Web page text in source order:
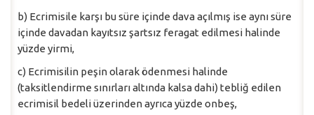
b) Ecrimisile karşı bu süre içinde dava açılmış ise aynı süre
içinde davadan kayıtsız şartsız feragat edilmesi halinde
yüzde yirmi,
c) Ecrimisilin peşin olarak ödenmesi halinde
(taksitlendirme sınırları altında kalsa dahi) tebliğ edilen
ecrimisil bedeli üzerinden ayrıca yüzde onbeş,